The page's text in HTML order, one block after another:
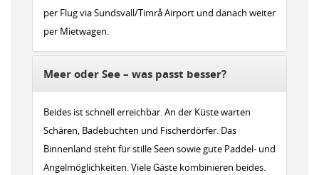
per Flug via Sundsvall/Timrå Airport und danach weiter
per Mietwagen.
Meer oder See – was passt besser?
Beides ist schnell erreichbar. An der Küste warten
Schären, Badebuchten und Fischerdörfer. Das
Binnenland steht für stille Seen sowie gute Paddel- und
Angelmöglichkeiten. Viele Gäste kombinieren beides.